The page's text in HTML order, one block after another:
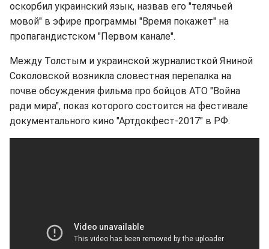
оскорбил украинский язык, назвав его "телячьей
мовой" в эфире программы "Время покажет" на
пропагандистском "Первом канале".
Между Толстым и украинской журналисткой Яниной
Соколовской возникла словестная перепалка на
почве обсуждения фильма про бойцов АТО "Война
ради мира", показ которого состоится на фестивале
документального кино "Артдокфест-2017" в РФ.